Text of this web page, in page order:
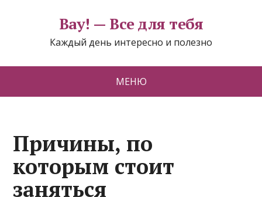
Вау! — Все для тебя
Каждый день интересно и полезно
МЕНЮ
Причины, по
которым стоит
заняться